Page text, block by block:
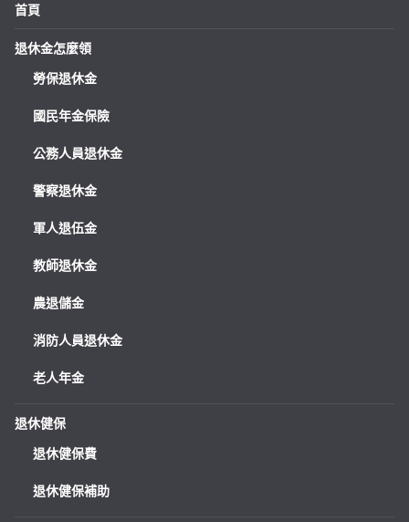
首頁
退休金怎麼領
勞保退休金
國民年金保險
公務人員退休金
警察退休金
軍人退伍金
教師退休金
農退儲金
消防人員退休金
老人年金
退休健保
退休健保費
退休健保補助